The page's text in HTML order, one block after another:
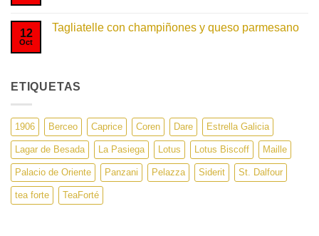
en
Cardenal
12
Oct
Tagliatelle con champiñones y queso parmesano
con
parmesano
ETIQUETAS
1906 Berceo Caprice Coren Dare Estrella Galicia
Lagar de Besada La Pasiega Lotus Lotus Biscoff Maille
Palacio de Oriente Panzani Pelazza Siderit St. Dalfour
tea forte TeaForté